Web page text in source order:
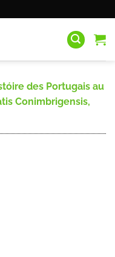
des Portugais au
Conimbrigensis,